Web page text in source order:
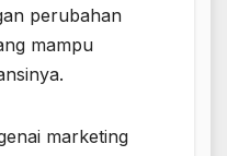
perubahan
mampu
marketing